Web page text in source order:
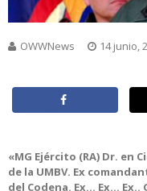
OWWNews 14 junio,
«MG Ejército (RA) Dr. en
de la UMBV. Ex
del Codena. Ex… Ex… Ex..